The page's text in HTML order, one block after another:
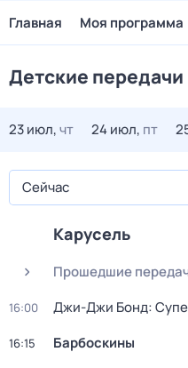
Главная Моя программа
Детские передачи
23 июл,чт 24 июл, пт
Сейчас
Карусель
Прошедшие
16:00 Джи-Джи Бонд:
16:15 Барбоскины